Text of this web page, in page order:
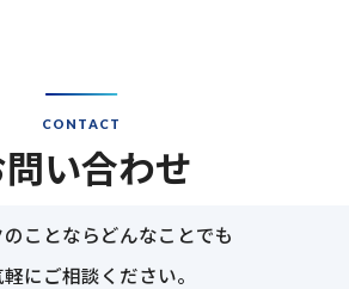
CONTACT
い合わせ
のことならどんなことでも
にご相談ください。